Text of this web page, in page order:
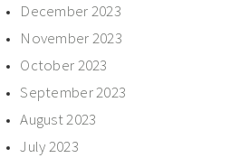
December 2023
November 2023
October 2023
September 2023
August 2023
July 2023